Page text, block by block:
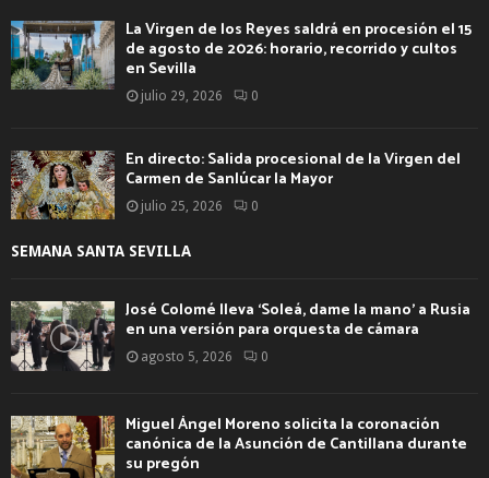
La Virgen de los Reyes saldrá en procesión el 15
de agosto de 2026: horario, recorrido y cultos
en Sevilla
julio 29, 2026 0
En directo: Salida procesional de la Virgen del
Carmen de Sanlúcar la Mayor
julio 25, 2026 0
SEMANA SANTA SEVILLA
José Colomé lleva ‘Soleá, dame la mano’ a Rusia
en una versión para orquesta de cámara
agosto 5, 2026 0
Miguel Ángel Moreno solicita la coronación
canónica de la Asunción de Cantillana durante
su pregón